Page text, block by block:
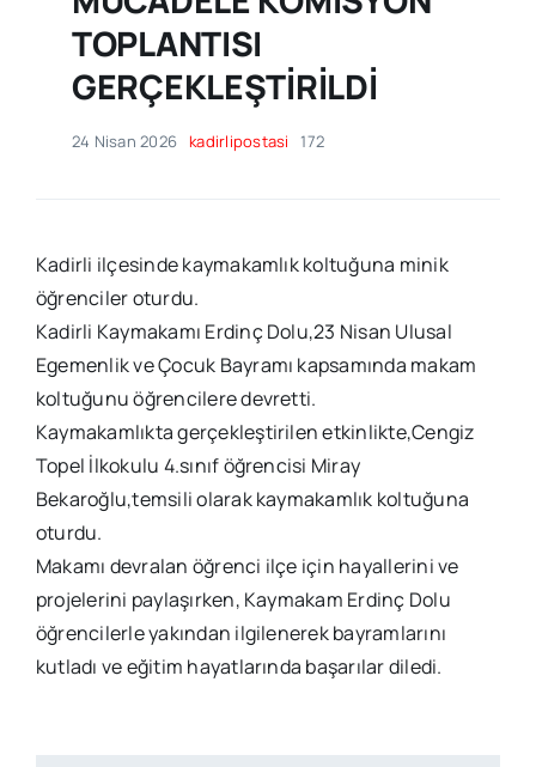
TOPLANTISI
GERÇEKLEŞTİRİLDİ
24 Nisan 2026 kadirlipostasi 172
Kadirli ilçesinde kaymakamlık koltuğuna minik
öğrenciler oturdu.
Kadirli Kaymakamı Erdinç Dolu,23 Nisan Ulusal
Egemenlik ve Çocuk Bayramı kapsamında makam
koltuğunu öğrencilere devretti.
Kaymakamlıkta gerçekleştirilen etkinlikte,Cengiz
Topel İlkokulu 4.sınıf öğrencisi Miray
Bekaroğlu,temsili olarak kaymakamlık koltuğuna
oturdu.
Makamı devralan öğrenci ilçe için hayallerini ve
projelerini paylaşırken, Kaymakam Erdinç Dolu
öğrencilerle yakından ilgilenerek bayramlarını
kutladı ve eğitim hayatlarında başarılar diledi.